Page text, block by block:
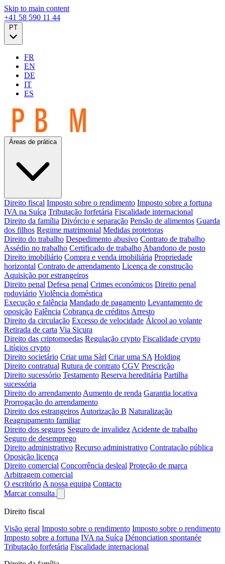
Skip to main content
+41 58 590 11 44
FR
EN
DE
IT
ES
Áreas de prática
Direito fiscal Imposto sobre o rendimento Imposto sobre a fortuna
IVA na Suíça Tributação forfetária Fiscalidade internacional
Direito da família Divórcio e separação Pensão de alimentos Guarda
dos filhos Regime matrimonial Medidas protetoras
Direito do trabalho Despedimento abusivo Contrato de trabalho
Assédio no trabalho Certificado de trabalho Abandono de posto
Direito imobiliário Compra e venda imobiliária Propriedade
horizontal Contrato de arrendamento Licença de construção
Aquisição por estrangeiros
Direito penal Defesa penal Crimes económicos Direito penal
rodoviário Violência doméstica
Execução e falência Mandado de pagamento Levantamento de
oposição Falência Cobrança de créditos Arresto
Direito da circulação Excesso de velocidade Álcool ao volante
Retirada de carta Via Sicura
Direito das criptomoedas Regulação crypto Fiscalidade crypto
Litígios crypto
Direito societário Criar uma Sàrl Criar uma SA Holding
Direito contratual Rutura de contrato CGV Prescrição
Direito sucessório Testamento Reserva hereditária Partilha
sucessória
Direito do arrendamento Aumento de renda Garantia locativa
Prorrogação do arrendamento
Direito dos estrangeiros Autorização B Naturalização
Reagrupamento familiar
Direito dos seguros Seguro de invalidez Acidente de trabalho
Seguro de desemprego
Direito administrativo Recurso administrativo Contratação pública
Oposição licença
Direito comercial Concorrência desleal Proteção de marca
Arbitragem comercial
O escritório A nossa equipa Contacto
Marcar consulta
Direito fiscal
Visão geral Imposto sobre o rendimento Imposto sobre o rendimento
Imposto sobre a fortuna IVA na Suíça Dénonciation spontanée
Tributação forfetária Fiscalidade internacional